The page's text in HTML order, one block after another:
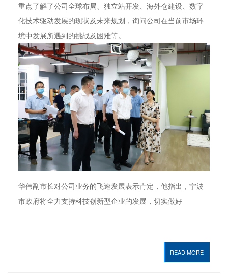
重点了解了公司全球布局、独立站开发、海外仓建设、数字
化技术驱动发展的现状及未来规划，询问公司在当前市场环
境中发展所遇到的挑战及困难等。
华伟副市长对公司业务的飞速发展表示肯定，他指出，宁波
市政府将全力支持科技创新型企业的发展，切实做好
READ MORE